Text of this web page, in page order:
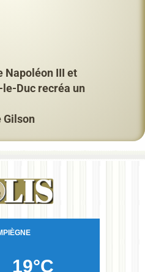
Napoléon III et
le-Duc recréa un
Gilson